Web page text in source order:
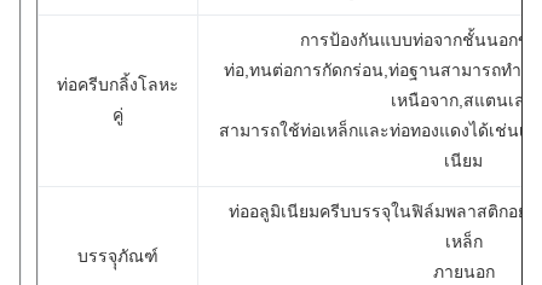
ท่อครีบกลิ้งโลหะ
คู่
การป้องกันแบบท่อจากชั้นนอกขอ
ท่อ,ทนต่อการกัดกร่อน,ท่อฐานสามารถทำจ
เหนือจาก,สแตนเลส
สามารถใช้ท่อเหล็กและท่อทองแดงได้เช่นเ
เนียม
บรรจุุภัณฑ์
ท่ออลูมิเนียมครีบบรรจุในฟิล์มพลาสติกอย่า
เหล็ก
ภายนอก